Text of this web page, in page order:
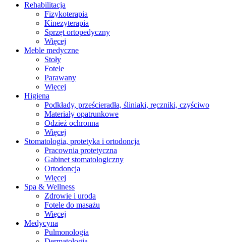
Rehabilitacja
Fizykoterapia
Kinezyterapia
Sprzęt ortopedyczny
Więcej
Meble medyczne
Stoły
Fotele
Parawany
Więcej
Higiena
Podkłady, prześcieradła, śliniaki, ręczniki, czyściwo
Materiały opatrunkowe
Odzież ochronna
Więcej
Stomatologia, protetyka i ortodoncja
Pracownia protetyczna
Gabinet stomatologiczny
Ortodoncja
Więcej
Spa & Wellness
Zdrowie i uroda
Fotele do masażu
Więcej
Medycyna
Pulmonologia